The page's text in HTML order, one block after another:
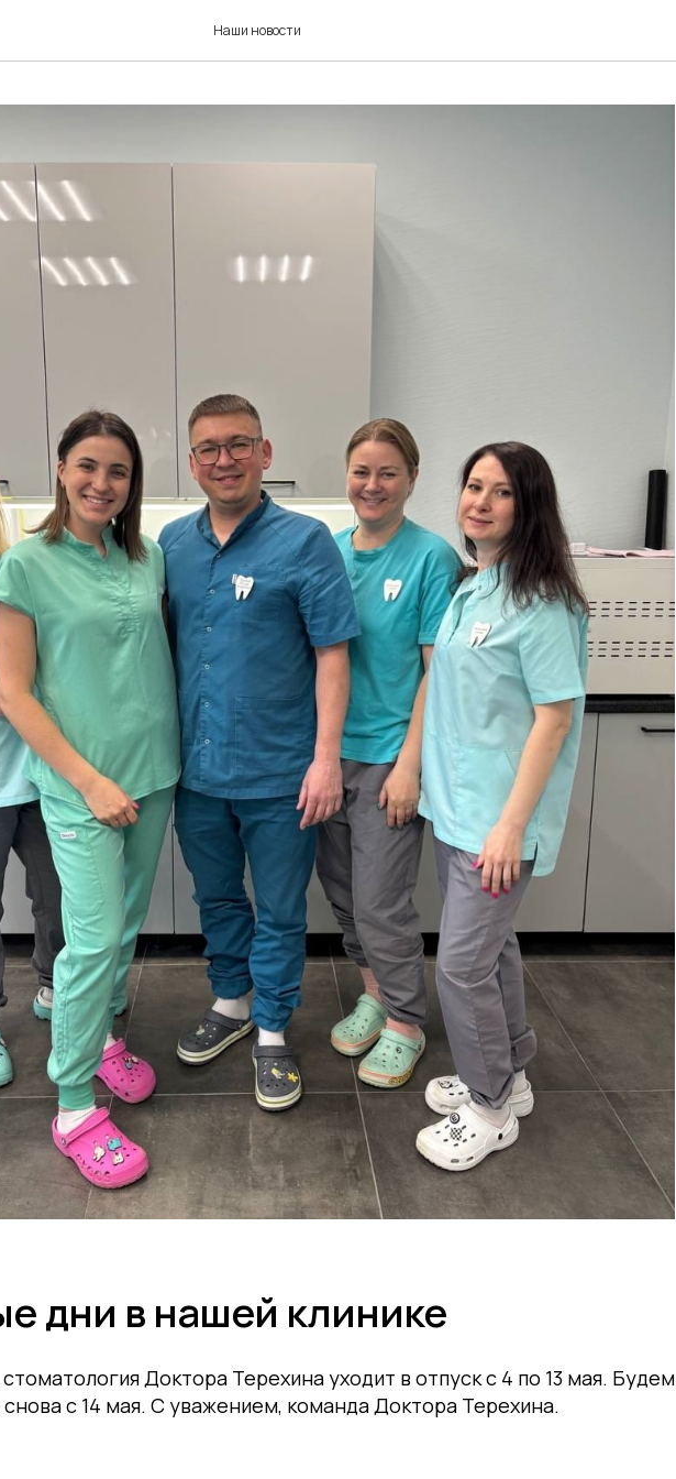
Наши новости
дни в нашей клинике
Доктора Терехина уходит в отпуск с 4 по 13 мая. Будем
с 14 мая. С уважением, команда Доктора Терехина.